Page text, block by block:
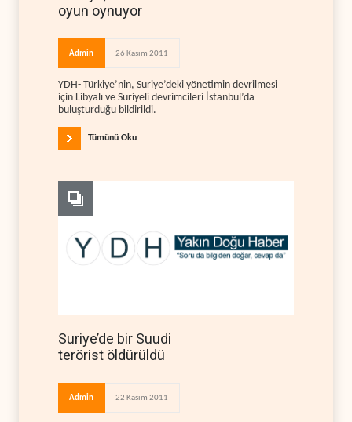
oyun oynuyor
Admin 26 Kasım 2011
YDH- Türkiye’nin, Suriye’deki yönetimin devrilmesi
için Libyalı ve Suriyeli devrimcileri İstanbul’da
buluşturduğu bildirildi.
Tümünü Oku
Suriye’de bir Suudi
terörist öldürüldü
Admin 22 Kasım 2011